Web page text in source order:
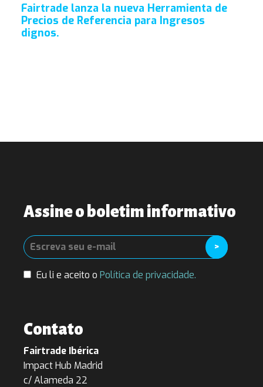
Fairtrade lanza la nueva Herramienta de
Precios de Referencia para Ingresos
dignos.
Assine o boletim informativo
Eu li e aceito o Política de privacidade.
Contato
Fairtrade Ibérica
Impact Hub Madrid
c/ Alameda 22